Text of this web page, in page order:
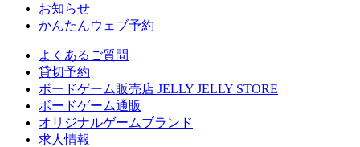
お知らせ
かんたんウェブ予約
よくあるご質問
貸切予約
ボードゲーム販売店 JELLY JELLY STORE
ボードゲーム通販
オリジナルゲームブランド
求人情報